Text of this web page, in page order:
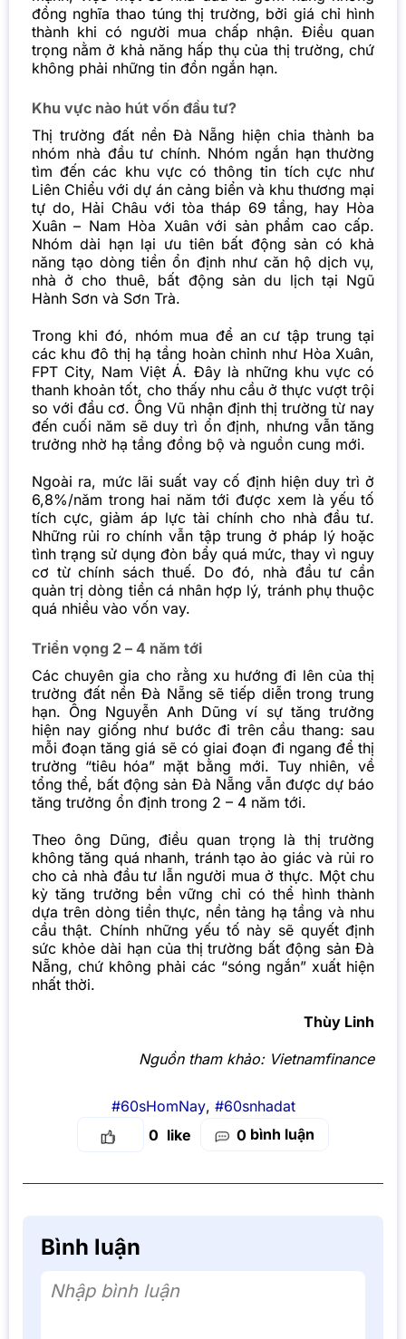
đồng nghĩa thao túng thị trường, bởi giá chỉ hình
thành khi có người mua chấp nhận. Điều quan
trọng nằm ở khả năng hấp thụ của thị trường, chứ
không phải những tin đồn ngắn hạn.
Khu vực nào hút vốn đầu tư?
Thị trường đất nền Đà Nẵng hiện chia thành ba
nhóm nhà đầu tư chính. Nhóm ngắn hạn thường
tìm đến các khu vực có thông tin tích cực như
Liên Chiểu với dự án cảng biển và khu thương mại
tự do, Hải Châu với tòa tháp 69 tầng, hay Hòa
Xuân – Nam Hòa Xuân với sản phẩm cao cấp.
Nhóm dài hạn lại ưu tiên bất động sản có khả
năng tạo dòng tiền ổn định như căn hộ dịch vụ,
nhà ở cho thuê, bất động sản du lịch tại Ngũ
Hành Sơn và Sơn Trà.
Trong khi đó, nhóm mua để an cư tập trung tại
các khu đô thị hạ tầng hoàn chỉnh như Hòa Xuân,
FPT City, Nam Việt Á. Đây là những khu vực có
thanh khoản tốt, cho thấy nhu cầu ở thực vượt trội
so với đầu cơ. Ông Vũ nhận định thị trường từ nay
đến cuối năm sẽ duy trì ổn định, nhưng vẫn tăng
trưởng nhờ hạ tầng đồng bộ và nguồn cung mới.
Ngoài ra, mức lãi suất vay cố định hiện duy trì ở
6,8%/năm trong hai năm tới được xem là yếu tố
tích cực, giảm áp lực tài chính cho nhà đầu tư.
Những rủi ro chính vẫn tập trung ở pháp lý hoặc
tình trạng sử dụng đòn bẩy quá mức, thay vì nguy
cơ từ chính sách thuế. Do đó, nhà đầu tư cần
quản trị dòng tiền cá nhân hợp lý, tránh phụ thuộc
quá nhiều vào vốn vay.
Triển vọng 2 – 4 năm tới
Các chuyên gia cho rằng xu hướng đi lên của thị
trường đất nền Đà Nẵng sẽ tiếp diễn trong trung
hạn. Ông Nguyễn Anh Dũng ví sự tăng trưởng
hiện nay giống như bước đi trên cầu thang: sau
mỗi đoạn tăng giá sẽ có giai đoạn đi ngang để thị
trường “tiêu hóa” mặt bằng mới. Tuy nhiên, về
tổng thể, bất động sản Đà Nẵng vẫn được dự báo
tăng trưởng ổn định trong 2 – 4 năm tới.
Theo ông Dũng, điều quan trọng là thị trường
không tăng quá nhanh, tránh tạo ảo giác và rủi ro
cho cả nhà đầu tư lẫn người mua ở thực. Một chu
kỳ tăng trưởng bền vững chỉ có thể hình thành
dựa trên dòng tiền thực, nền tảng hạ tầng và nhu
cầu thật. Chính những yếu tố này sẽ quyết định
sức khỏe dài hạn của thị trường bất động sản Đà
Nẵng, chứ không phải các “sóng ngắn” xuất hiện
nhất thời.
Thùy Linh
Nguồn tham khảo: Vietnamfinance
#60sHomNay, #60snhadat
0
0 bình luận
Bình luận
Nhập bình luận